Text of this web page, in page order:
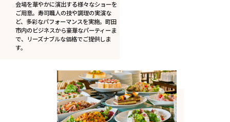
会場を華やかに演出する様々なショーを
ご用意。寿司職人の技や調理の実演な
ど、多彩なパフォーマンスを実施。町田
市内のビジネスから豪華なパーティーま
で、リーズナブルな価格でご提供しま
す。